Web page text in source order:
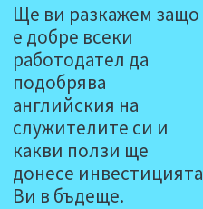
Ще ви разкажем защо
е добре всеки
работодател да
подобрява
английския на
служителите си и
какви ползи ще
донесе инвестицията
Ви в бъдеще.